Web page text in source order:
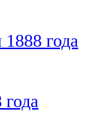
года